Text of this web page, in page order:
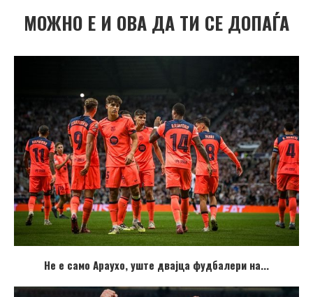
МОЖНО Е И ОВА ДА ТИ СЕ ДОПАЃА
Не е само Араухо, уште двајца фудбалери на...